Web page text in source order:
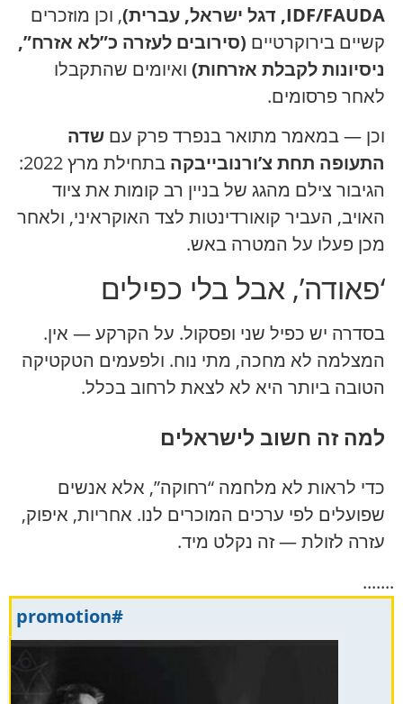
IDF/FAUDA, דגל ישראל, עברית)
, וכן מוזכרים
קשיים בירוקרטיים (סירובים לעזרה כ”לא אזרח”,
ניסיונות לקבלת אזרחות) ואיומים שהתקבלו
לאחר פרסומים.
וכן — במאמר מתואר בנפרד פרק עם שדה
התעופה תחת צ’ורנובייבקה
בתחילת מרץ 2022:
הגיבור צילם מהגג של בניין רב קומות את ציוד
האויב, העביר קואורדינטות לצד האוקראיני, ולאחר
מכן פעלו על המטרה באש.
‘פאודה’, אבל בלי כפילים
בסדרה יש כפיל שני ופסקול. על הקרקע — אין.
המצלמה לא מחכה, מתי נוח. ולפעמים הטקטיקה
הטובה ביותר היא לא לצאת לרחוב בכלל.
למה זה חשוב לישראלים
כדי לראות לא מלחמה “רחוקה”, אלא אנשים
שפועלים לפי ערכים המוכרים לנו. אחריות, איפוק,
עזרה לזולת — זה נקלט מיד.
.......
#promotion